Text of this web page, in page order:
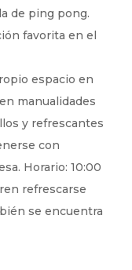
de ping pong.
favorita en el
espacio en
manualidades
y refrescantes
con
Horario: 10:00
refrescarse
se encuentra